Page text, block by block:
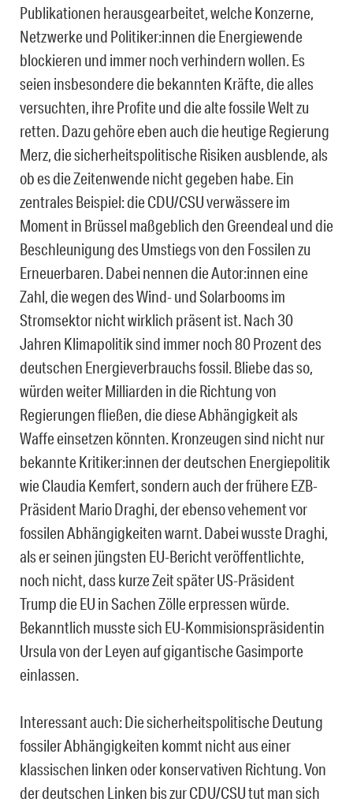
Publikationen herausgearbeitet, welche Konzerne,
Netzwerke und Politiker:innen die Energiewende
blockieren und immer noch verhindern wollen. Es
seien insbesondere die bekannten Kräfte, die alles
versuchten, ihre Profite und die alte fossile Welt zu
retten. Dazu gehöre eben auch die heutige Regierung
Merz, die sicherheitspolitische Risiken ausblende, als
ob es die Zeitenwende nicht gegeben habe. Ein
zentrales Beispiel: die CDU/CSU verwässere im
Moment in Brüssel maßgeblich den Greendeal und die
Beschleunigung des Umstiegs von den Fossilen zu
Erneuerbaren. Dabei nennen die Autor:innen eine
Zahl, die wegen des Wind- und Solarbooms im
Stromsektor nicht wirklich präsent ist. Nach 30
Jahren Klimapolitik sind immer noch 80 Prozent des
deutschen Energieverbrauchs fossil. Bliebe das so,
würden weiter Milliarden in die Richtung von
Regierungen fließen, die diese Abhängigkeit als
Waffe einsetzen könnten. Kronzeugen sind nicht nur
bekannte Kritiker:innen der deutschen Energiepolitik
wie Claudia Kemfert, sondern auch der frühere EZB-
Präsident Mario Draghi, der ebenso vehement vor
fossilen Abhängigkeiten warnt. Dabei wusste Draghi,
als er seinen jüngsten EU-Bericht veröffentlichte,
noch nicht, dass kurze Zeit später US-Präsident
Trump die EU in Sachen Zölle erpressen würde.
Bekanntlich musste sich EU-Kommisionspräsidentin
Ursula von der Leyen auf gigantische Gasimporte
einlassen.
Interessant auch: Die sicherheitspolitische Deutung
fossiler Abhängigkeiten kommt nicht aus einer
klassischen linken oder konservativen Richtung. Von
der deutschen Linken bis zur CDU/CSU tut man sich